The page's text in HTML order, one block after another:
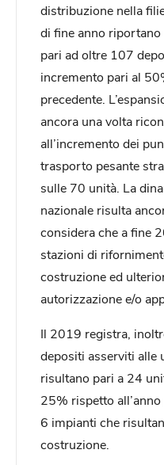
distribuzione nella
di fine anno
pari ad oltre 107
incremento pari al
precedente.
ancora una volta
all’incremento dei
trasporto pesante
sulle 70 unità. La
nazionale risulta
considera che a fine
stazioni di
costruzione ed
autorizzazione e/o
Il 2019 registra,
depositi asserviti alle
risultano pari a 24
25% rispetto
6 impianti che
costruzione.